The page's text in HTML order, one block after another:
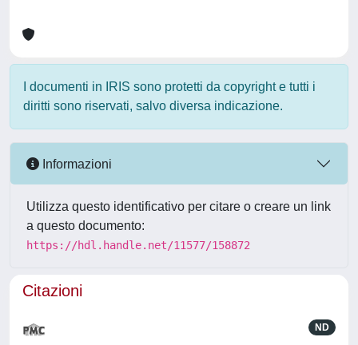
I documenti in IRIS sono protetti da copyright e tutti i
diritti sono riservati, salvo diversa indicazione.
Informazioni
Utilizza questo identificativo per citare o creare un link
a questo documento:
https://hdl.handle.net/11577/158872
Citazioni
ND